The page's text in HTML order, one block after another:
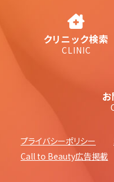
クリニック検索
CLINIC
プライバシーポリシー
Call to Beauty広告掲載